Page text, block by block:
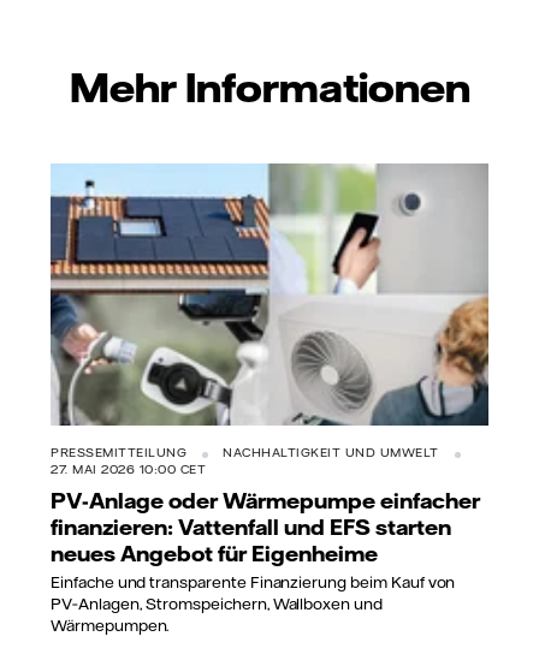
Mehr Informationen
PRESSEMITTEILUNG
NACHHALTIGKEIT UND UMWELT
27. MAI 2026 10:00 CET
PV-Anlage oder Wärmepumpe einfacher
finanzieren: Vattenfall und EFS starten
neues Angebot für Eigenheime
Einfache und transparente Finanzierung beim Kauf von
PV‑Anlagen, Stromspeichern, Wallboxen und
Wärmepumpen.